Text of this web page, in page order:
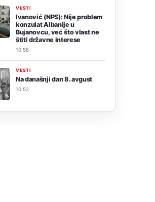
VESTI
Ivanović (NPS): Nije problem
konzulat Albanije u
Bujanovcu, već što vlast ne
štiti državne interese
10:58
VESTI
Na današnji dan 8. avgust
10:52